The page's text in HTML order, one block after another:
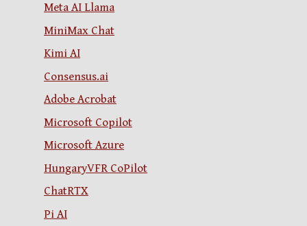
Meta AI Llama
MiniMax Chat
Kimi AI
Consensus.ai
Adobe Acrobat
Microsoft Copilot
Microsoft Azure
HungaryVFR CoPilot
ChatRTX
Pi AI